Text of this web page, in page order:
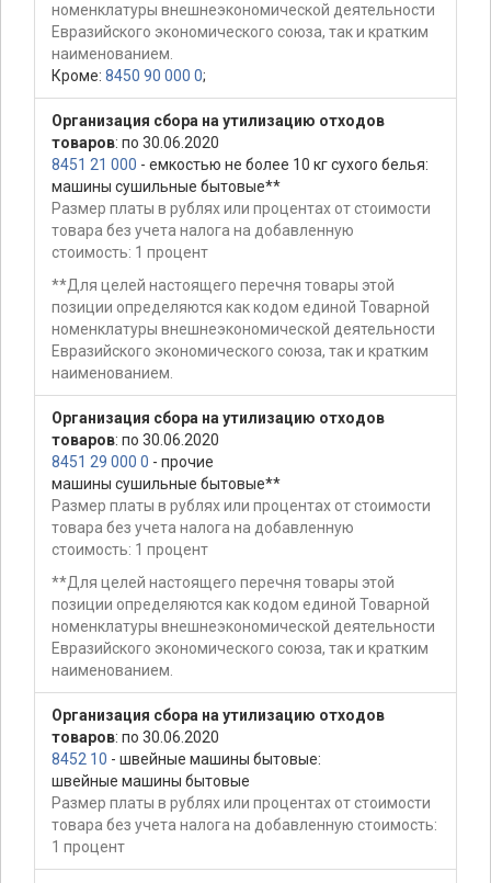
номенклатуры внешнеэкономической деятельности
Евразийского экономического союза, так и кратким
наименованием.
Кроме: 8450 90 000 0;
Организация сбора на утилизацию отходов
товаров: по 30.06.2020
8451 21 000 - емкостью не более 10 кг сухого белья:
машины сушильные бытовые**
Размер платы в рублях или процентах от стоимости
товара без учета налога на добавленную
стоимость: 1 процент
**Для целей настоящего перечня товары этой
позиции определяются как кодом единой Товарной
номенклатуры внешнеэкономической деятельности
Евразийского экономического союза, так и кратким
наименованием.
Организация сбора на утилизацию отходов
товаров: по 30.06.2020
8451 29 000 0 - прочие
машины сушильные бытовые**
Размер платы в рублях или процентах от стоимости
товара без учета налога на добавленную
стоимость: 1 процент
**Для целей настоящего перечня товары этой
позиции определяются как кодом единой Товарной
номенклатуры внешнеэкономической деятельности
Евразийского экономического союза, так и кратким
наименованием.
Организация сбора на утилизацию отходов
товаров: по 30.06.2020
8452 10 - швейные машины бытовые:
швейные машины бытовые
Размер платы в рублях или процентах от стоимости
товара без учета налога на добавленную стоимость:
1 процент